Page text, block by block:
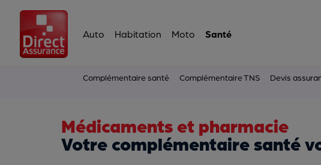
Auto Habitation Moto Santé
Complémentaire santé Complémentaire TNS Devis
Médicaments et pharmacie
Votre complémentaire santé